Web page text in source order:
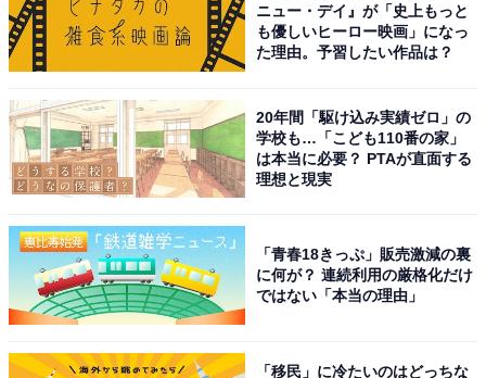
1 2
ニュー・デイ』が「史上もっと
も優しいヒーロー映画」になっ
た理由。予習したい作品は？
20年間「駆け込み実績ゼロ」の
学校も…「こども110番の家」
は本当に必要？ PTAが直面する
理想と現実
「青春18きっぷ」販売激減の裏
に何が？ 連続利用の厳格化だけ
ではない「本当の理由」
「移民」に冷たいのはどっちな